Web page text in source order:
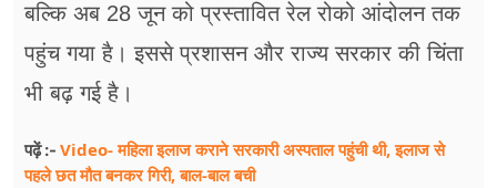
बल्कि अब 28 जून को प्रस्तावित रेल रोको आंदोलन तक
पहुंच गया है। इससे प्रशासन और राज्य सरकार की चिंता
भी बढ़ गई है।
पढ़ें :- Video- महिला इलाज कराने सरकारी अस्पताल पहुंची थी, इलाज से
पहले छत मौत बनकर गिरी, ​बाल-बाल बची